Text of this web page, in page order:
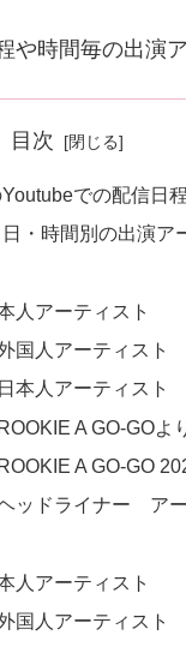
時間毎の出演
目次
での配信日
・時間別の出演ア
人アーティスト
国人アーティスト
本人アーティスト
A GO-GOよ
A GO-GO
ッドライナー アー
人アーティスト
国人アーティスト